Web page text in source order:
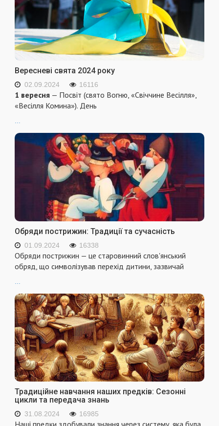
Вересневі свята 2024 року
02.09.2024 16116
1 вересня — Посвіт (свято Вогню, «Свіччине Весілля»,
«Весілля Комина»). День
...
Обряди пострижин: Традиції та сучасність
01.09.2024 16338
Обряди пострижин — це старовинний слов'янський
обряд, що символізував перехід дитини, зазвичай
Традиційне навчання наших предків: Сезонні
цикли та передача знань
31.08.2024 16985
Наші предки здобували знання через систему, яка була